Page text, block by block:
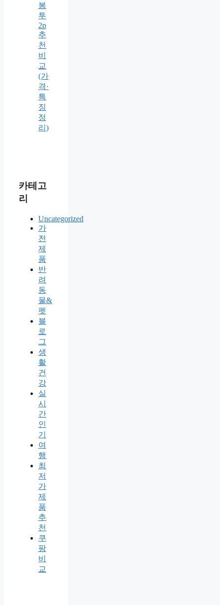
봉
투
2p
추
천
비
교
(가
격·
특
징
정
리)
카테고
리
Uncategorized
가
전
제
품
반
려
동
물&
펫
블
로
그
생
활
건
강
실
시
간
인
기
여
행
최
저
가
제
품
추
천
쿠
팡
비
교